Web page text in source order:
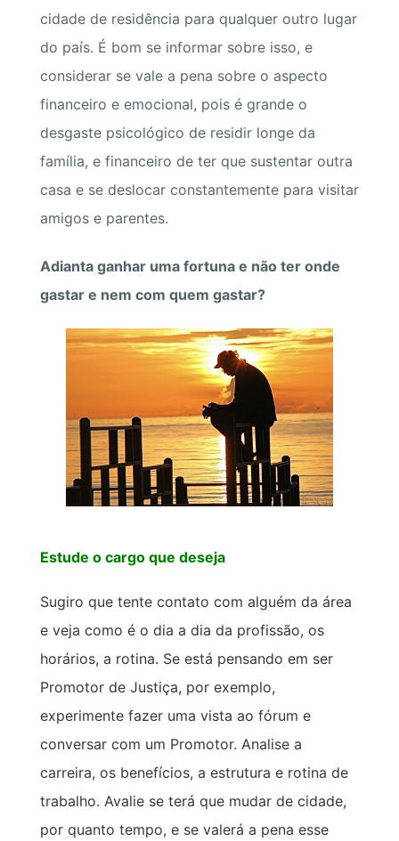
cidade de residência para qualquer outro lugar
do país. É bom se informar sobre isso, e
considerar se vale a pena sobre o aspecto
financeiro e emocional, pois é grande o
desgaste psicológico de residir longe da
família, e financeiro de ter que sustentar outra
casa e se deslocar constantemente para visitar
amigos e parentes.
Adianta ganhar uma fortuna e não ter onde
gastar e nem com quem gastar?
Estude o cargo que deseja
Sugiro que tente contato com alguém da área
e veja como é o dia a dia da profissão, os
horários, a rotina. Se está pensando em ser
Promotor de Justiça, por exemplo,
experimente fazer uma vista ao fórum e
conversar com um Promotor. Analise a
carreira, os benefícios, a estrutura e rotina de
trabalho. Avalie se terá que mudar de cidade,
por quanto tempo, e se valerá a pena esse